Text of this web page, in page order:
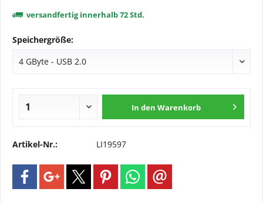
versandfertig innerhalb 72 Std.
Speichergröße:
In den Warenkorb
Artikel-Nr.: LI19597